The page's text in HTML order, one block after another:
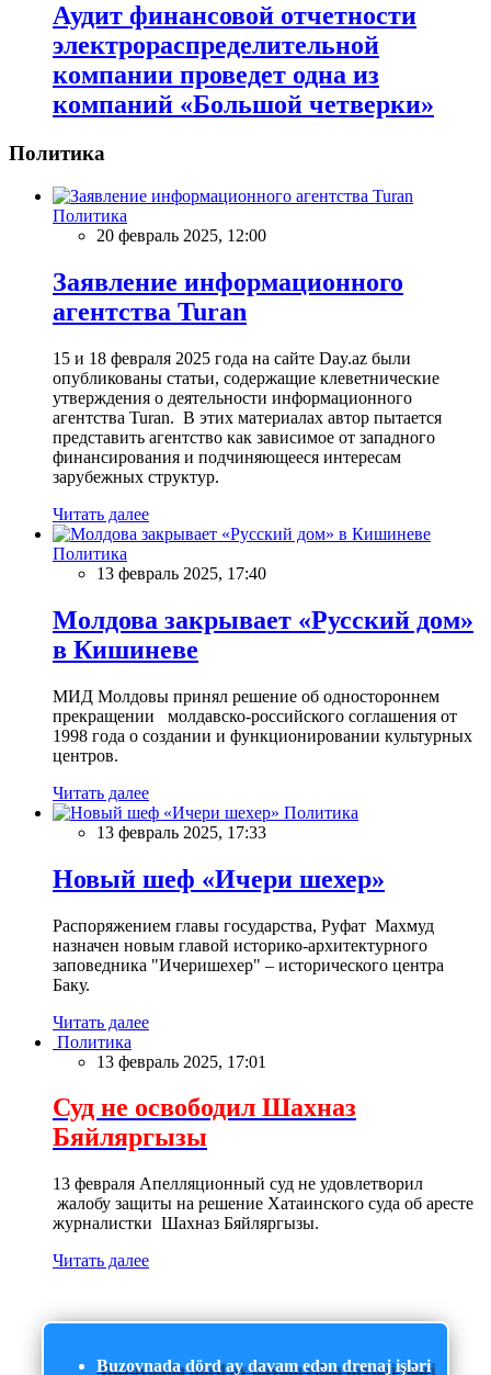
Аудит финансовой отчетности
электрораспределительной
компании проведет одна из
компаний «Большой четверки»
Политика
Политика
20 февраль 2025, 12:00
Заявление информационного
агентства Turan
15 и 18 февраля 2025 года на сайте Day.az были
опубликованы статьи, содержащие клеветнические
утверждения о деятельности информационного
агентства Turan. В этих материалах автор пытается
представить агентство как зависимое от западного
финансирования и подчиняющееся интересам
зарубежных структур.
Читать далее
Политика
13 февраль 2025, 17:40
Молдова закрывает «Русский дом»
в Кишиневе
МИД Молдовы принял решение об одностороннем
прекращении молдавско-российского соглашения от
1998 года о создании и функционировании культурных
центров.
Читать далее
Политика
13 февраль 2025, 17:33
Новый шеф «Ичери шехер»
Распоряжением главы государства, Руфат Махмуд
назначен новым главой историко-архитектурного
заповедника "Ичеришехер" – исторического центра
Баку.
Читать далее
Политика
13 февраль 2025, 17:01
Суд не освободил Шахназ
Бяйляргызы
13 февраля Апелляционный суд не удовлетворил
жалобу защиты на решение Хатаинского суда об аресте
журналистки Шахназ Бяйляргызы.
Читать далее
Buzovnada dörd ay davam edən drenaj işləri